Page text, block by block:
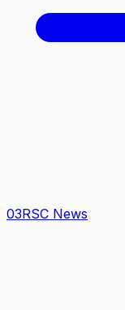
03RSC News